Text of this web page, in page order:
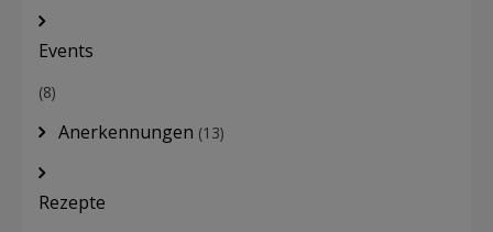
Events
(8)
Anerkennungen (13)
Rezepte